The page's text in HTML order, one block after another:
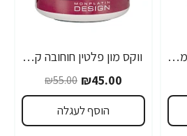
ווקס מון פלטין חוחובה מקצועי לשיער 150 מ"ל - מבית MON PLATIN PROFESSIONAL
-18%
ווקס מון פלטין חוחובה קריסטל מקצועי לשיער 250 מ"ל - מבית MON PLATIN PROFESSIONAL
₪45.00
₪55.00
הוסף לעגלה